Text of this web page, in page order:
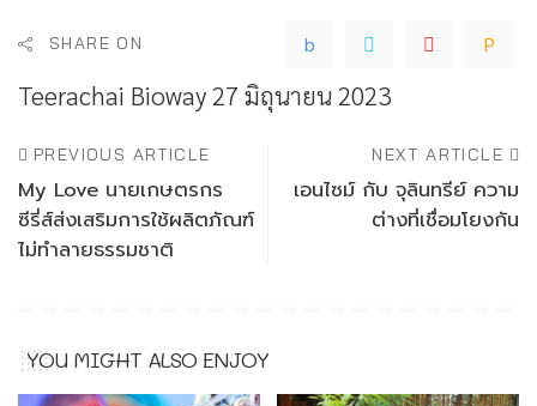
SHARE ON
Teerachai Bioway27 มิถุนายน 2023
PREVIOUS ARTICLE
My Love นายเกษตรกร
ซีรี่ส์ส่งเสริมการใช้ผลิตภัณฑ์
ไม่ทำลายธรรมชาติ
NEXT ARTICLE
เอนไซม์ กับ จุลินทรีย์ ความ
ต่างที่เชื่อมโยงกัน
YOU MIGHT ALSO ENJOY